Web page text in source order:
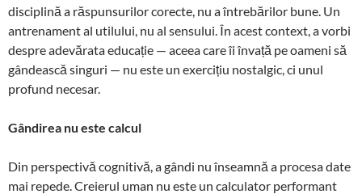
disciplină a răspunsurilor corecte, nu a întrebărilor bune. Un
antrenament al utilului, nu al sensului. În acest context, a vorbi
despre adevărata educație — aceea care îi învață pe oameni să
gândească singuri — nu este un exercițiu nostalgic, ci unul
profund necesar.
Gândirea nu este calcul
Din perspectivă cognitivă, a gândi nu înseamnă a procesa date
mai repede. Creierul uman nu este un calculator performant